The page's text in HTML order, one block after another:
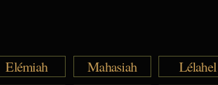
Elémiah Mahasiah
Lélahel